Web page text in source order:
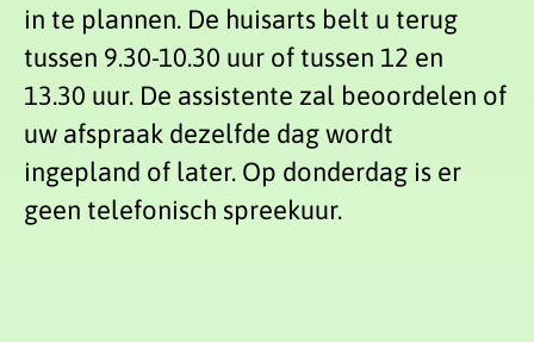
in te plannen. De huisarts belt u terug
tussen 9.30-10.30 uur of tussen 12 en
13.30 uur. De assistente zal beoordelen of
uw afspraak dezelfde dag wordt
ingepland of later. Op donderdag is er
geen telefonisch spreekuur.